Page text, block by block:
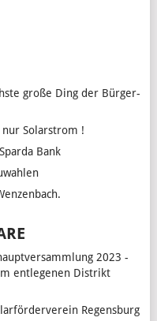
große Ding der Bürger-
nur Solarstrom !
Bank
2023 -
entlegenen Distrikt
Regensburg